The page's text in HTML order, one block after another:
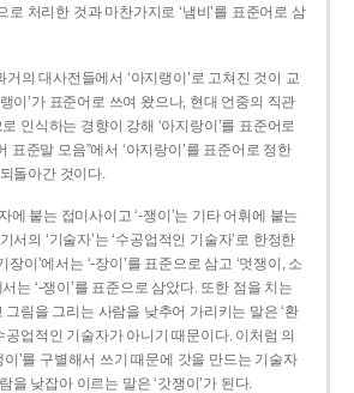
로 처리한 것과 마찬가지로 ‘냄비’를 표준어로 삼
거의 대사전들에서 ‘아지랭이’로 고쳐진 것이 교
이’가 표준어로 쓰여 왔으나, 현대 언중의 직관
로 인식하는 경향이 강해 ‘아지랑이’를 표준어로
표준말 모음”에서 ‘아지랑이’를 표준어로 정한
돌아간 것이다.
에 붙는 접미사이고 ‘-쟁이’는 기타 어휘에 붙는
서의 ‘기술자’는 ‘수공업적인 기술자’로 한정한
장이’에서는 ‘-장이’를 표준으로 삼고 ‘멋쟁이, 소
는 ‘-쟁이’를 표준으로 삼았다. 또한 점을 치는
그림을 그리는 사람을 낮추어 가리키는 말은 ‘환
공업적인 기술자가 아니기 때문이다. 이처럼 의
이’를 구별해서 쓰기 때문에 갓을 만드는 기술자
을 낮잡아 이르는 말은 ‘갓쟁이’가 된다.